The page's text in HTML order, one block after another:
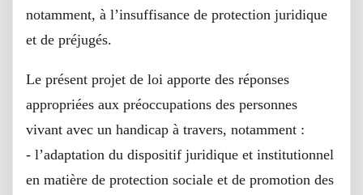
notamment, à l’insuffisance de protection juridique
et de préjugés.
Le présent projet de loi apporte des réponses
appropriées aux préoccupations des personnes
vivant avec un handicap à travers, notamment :
- l’adaptation du dispositif juridique et institutionnel
en matière de protection sociale et de promotion des